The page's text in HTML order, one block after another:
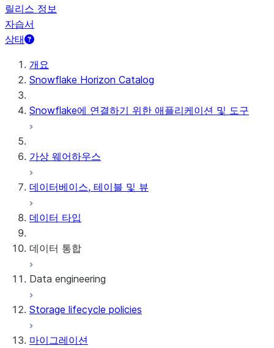
릴리스 정보
자습서
상태
개요
Snowflake Horizon Catalog
Snowflake에 연결하기 위한 애플리케이션 및 도구
가상 웨어하우스
데이터베이스, 테이블 및 뷰
데이터 타입
데이터 통합
Snowflake Openflow
Apache Iceberg™
Apache Iceberg™ 테이블
Data engineering
데이터 로딩
동적 테이블
Storage lifecycle policies
마이그레이션